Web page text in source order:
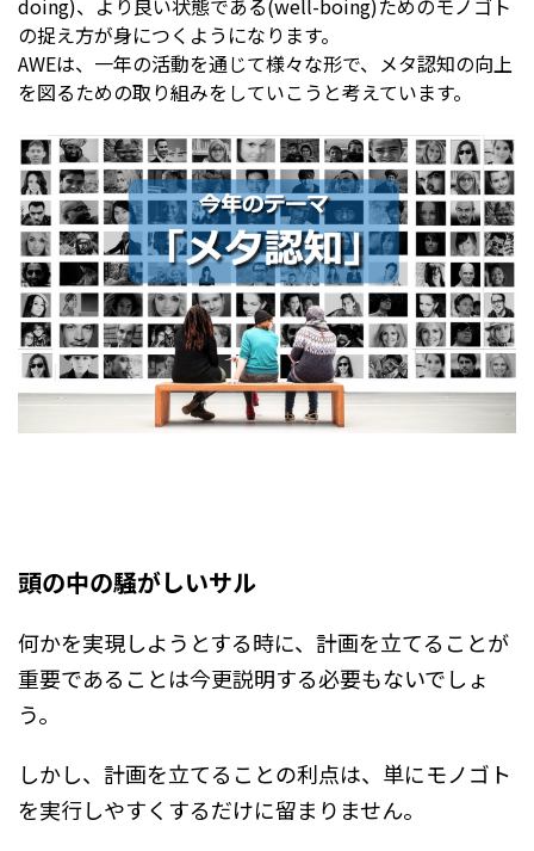
doing)、より良い状態である(well-boing)ためのモノゴト
の捉え方が身につくようになります。
AWEは、一年の活動を通じて様々な形で、メタ認知の向上
を図るための取り組みをしていこうと考えています。
頭の中の騒がしいサル
何かを実現しようとする時に、計画を立てることが
重要であることは今更説明する必要もないでしょ
う。
しかし、計画を立てることの利点は、単にモノゴト
を実行しやすくするだけに留まりません。